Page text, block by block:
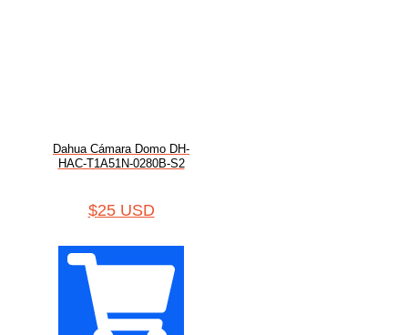
Dahua Cámara Domo DH-
HAC-T1A51N-0280B-S2
$25 USD